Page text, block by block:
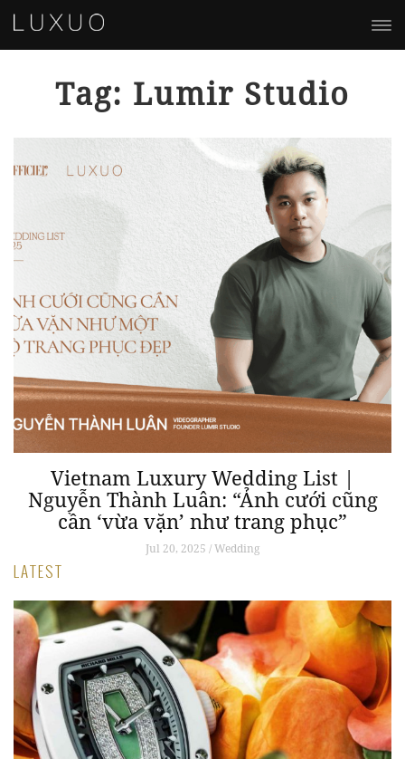
Tag: Lumir Studio
Vietnam Luxury Wedding List |
Nguyễn Thành Luân: “Ảnh cưới cũng
cần ‘vừa vặn’ như trang phục”
Jul 20, 2025 / Wedding
LATEST